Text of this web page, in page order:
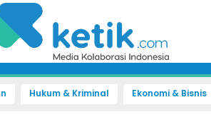
Hukum & Kriminal Ekonomi & Bisnis